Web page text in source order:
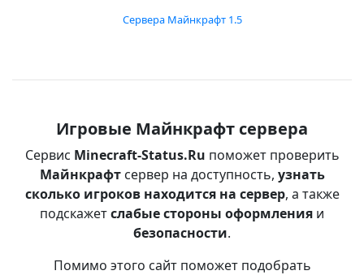
Сервера Майнкрафт 1.5
Игровые Майнкрафт сервера
Сервис Minecraft-Status.Ru поможет проверить
Майнкрафтсервер на доступность, узнать
сколько игроков находится на сервер, а также
подскажетслабые стороны оформления и
безопасности.
Помимо этого сайт поможет подобрать